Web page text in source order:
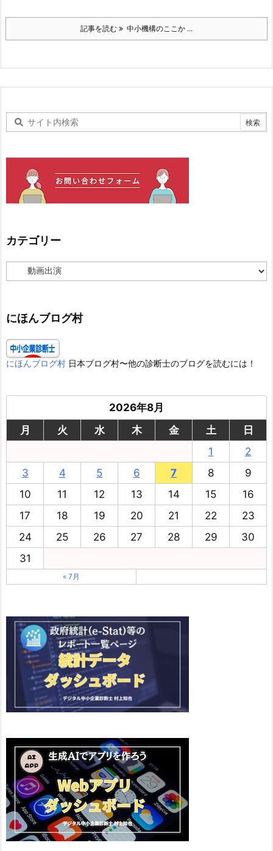
記事を読む 中小機構のここか ...
カテゴリー
テ
ー
にほんブログ村
にほんブログ村 日本ブログ村〜他の診断士のブログを読むには！
2026年8月
月
火 水 木 金 土
日
1
2
3
4 5 6 7 8
9
10
11 12 13 14 15
16
17
18 19 20 21 22
23
24
25 26 27 28 29
30
31
« 7月